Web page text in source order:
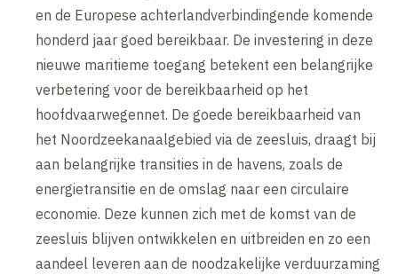
en de Europese achterlandverbindingende komende
honderd jaar goed bereikbaar. De investering in deze
nieuwe maritieme toegang betekent een belangrijke
verbetering voor de bereikbaarheid op het
hoofdvaarwegennet. De goede bereikbaarheid van
het Noordzeekanaalgebied via de zeesluis, draagt bij
aan belangrijke transities in de havens, zoals de
energietransitie en de omslag naar een circulaire
economie. Deze kunnen zich met de komst van de
zeesluis blijven ontwikkelen en uitbreiden en zo een
aandeel leveren aan de noodzakelijke verduurzaming